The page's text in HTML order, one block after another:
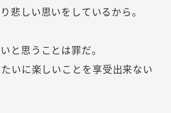
悲しい思いをしているから。
と思うことは罪だ。
いに楽しいことを享受出来ない